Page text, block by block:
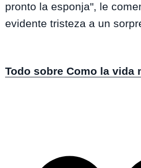
pronto la esponja", le
evidente tristeza a un
Todo sobre Como la vida